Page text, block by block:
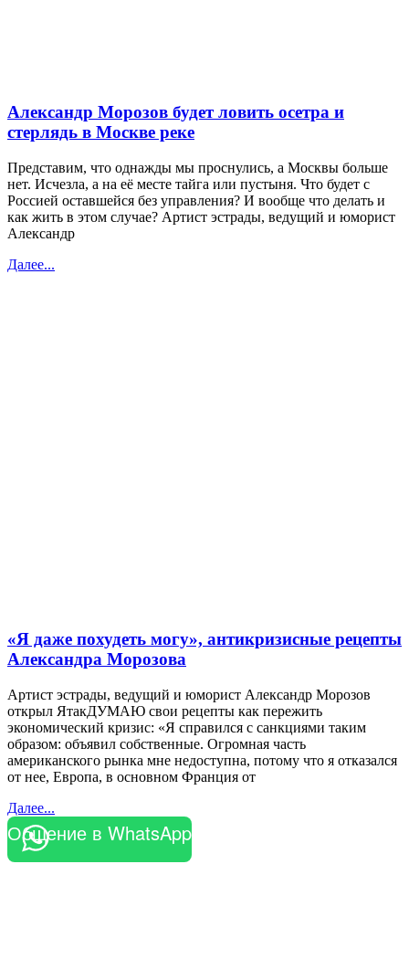
Александр Морозов будет ловить осетра и
стерлядь в Москве реке
Представим, что однажды мы проснулись, а Москвы больше
нет. Исчезла, а на её месте тайга или пустыня. Что будет с
Россией оставшейся без управления? И вообще что делать и
как жить в этом случае? Артист эстрады, ведущий и юморист
Александр
Далее...
«Я даже похудеть могу», антикризисные рецепты
Александра Морозова
Артист эстрады, ведущий и юморист Александр Морозов
открыл ЯтакДУМАЮ свои рецепты как пережить
экономический кризис: «Я справился с санкциями таким
образом: объявил собственные. Огромная часть
американского рынка мне недоступна, потому что я отказался
от нее, Европа, в основном Франция от
Далее...
Общение в WhatsApp